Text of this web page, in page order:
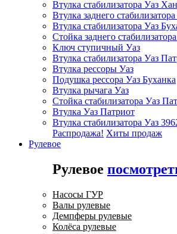
Втулка стабилизатора Уаз
Втулка заднего
Втулка стабилизатора Уаз
Стойка заднего
Ключ ступичный Уаз
Втулка стабилизатора Уаз
Втулка рессоры Уаз
Подушка рессора Уаз Буханка
Втулка рычага Уаз
Стойка стабилизатора Уаз
Втулка Уаз Патриот
Втулка стабилизатора Уаз
Распродажа! Хиты продаж
Рулевое
Рулевое
Насосы ГУР
Валы рулевые
Демпферы рулевые
Колёса рулевые